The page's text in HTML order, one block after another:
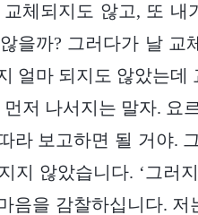
체되지도 않고, 또 내
을까? 그러다가 날 교
얼마 되지도 않았는
저 나서지는 말자. 요
라 보고하면 될 거야.
지 않았습니다. ‘그러
음을 감찰하십니다.